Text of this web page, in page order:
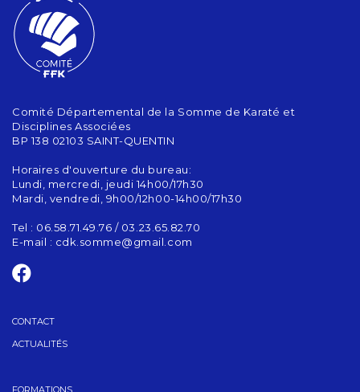
Comité Départemental de la Somme de Karaté et
Disciplines Associées
BP 138 02103 SAINT-QUENTIN
Horaires d'ouverture du bureau:
Lundi, mercredi, jeudi 14h00/17h30
Mardi, vendredi, 9h00/12h00-14h00/17h30
Tel : 06.58.71.49.76 / 03.23.65.82.70
E-mail : cdk.somme@gmail.com
CONTACT
ACTUALITÉS